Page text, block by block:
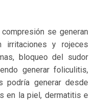
se generan
irritaciones y rojeces
bloqueo del sudor
generar foliculitis,
podría generar desde
en la piel, dermatitis e